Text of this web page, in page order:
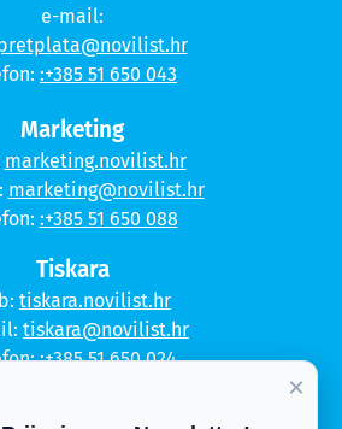
e-mail:
:+385 51 650 043
Marketing
marketing.novilist.hr
marketing@novilist.hr
:+385 51 650 088
Tiskara
tiskara.novilist.hr
tiskara@novilist.hr
:+385 51 650 024
×